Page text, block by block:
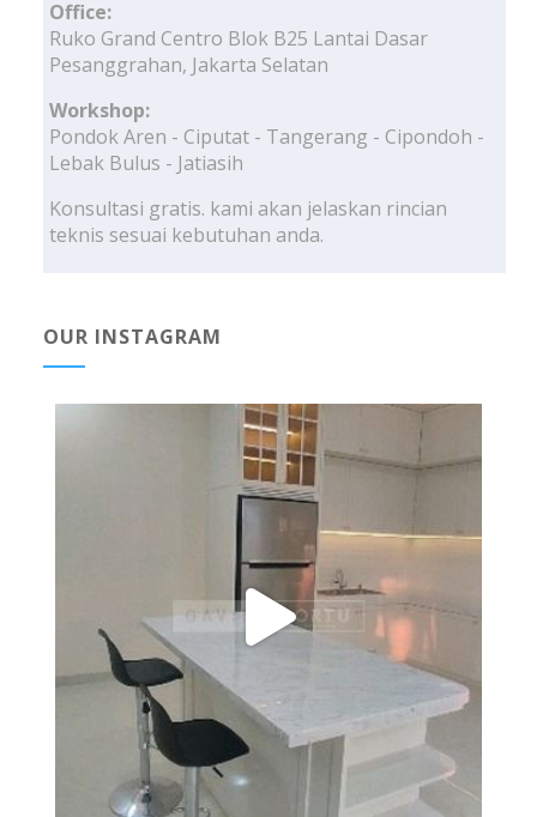
Office:
Ruko Grand Centro Blok B25 Lantai Dasar
Pesanggrahan, Jakarta Selatan
Workshop:
Pondok Aren - Ciputat - Tangerang - Cipondoh -
Lebak Bulus - Jatiasih
Konsultasi gratis. kami akan jelaskan rincian
teknis sesuai kebutuhan anda.
OUR INSTAGRAM